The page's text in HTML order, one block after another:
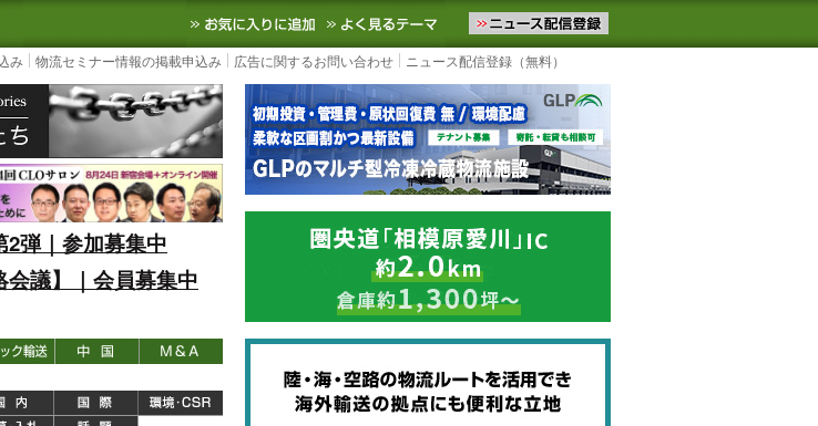
ュースサイト
3PL, SCMなど国内外の最新の物流ニュースをお届けします。物流ニュースメール配信を登録す
お気に入りに追加 よく見るテーマ
み 物流セミナー情報の掲載申込み 広告に関するお問い合わせ ニュース配信登録（無料）
弾｜参加募集中
議】｜会員募集中